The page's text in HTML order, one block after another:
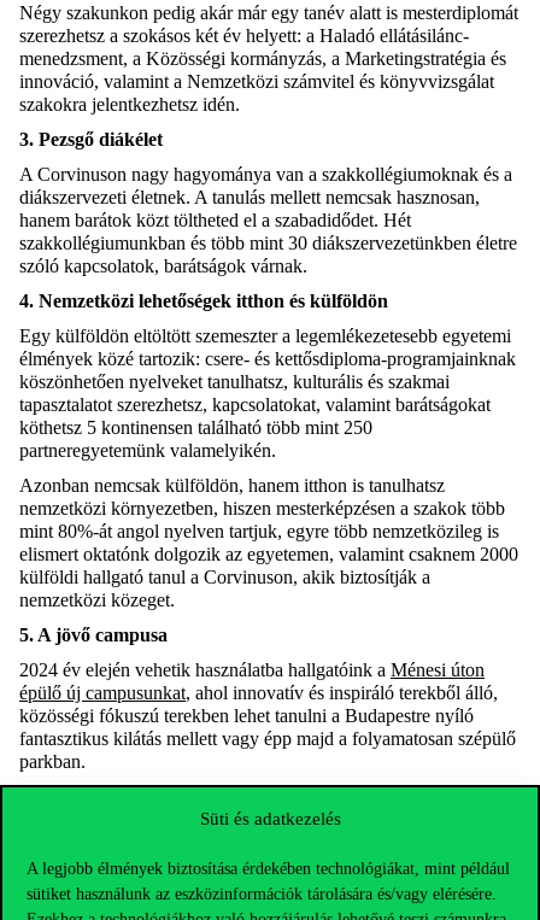
Süti és adatkezelés
A legjobb élmények biztosítása érdekében technológiákat, mint például
sütiket használunk az eszközinformációk tárolására és/vagy elérésére.
Négy szakunkon pedig akár már egy tanév alatt is mesterdiplomát
szerezhetsz a szokásos két év helyett: a Haladó ellátásilánc-
menedzsment, a Közösségi kormányzás, a Marketingstratégia és
innováció, valamint a Nemzetközi számvitel és könyvvizsgálat
szakokra jelentkezhetsz idén.
3. Pezsgő diákélet
A Corvinuson nagy hagyománya van a szakkollégiumoknak és a
diákszervezeti életnek. A tanulás mellett nemcsak hasznosan,
hanem barátok közt töltheted el a szabadidődet. Hét
szakkollégiumunkban és több mint 30 diákszervezetünkben életre
szóló kapcsolatok, barátságok várnak.
4. Nemzetközi lehetőségek itthon és külföldön
Egy külföldön eltöltött szemeszter a legemlékezetesebb egyetemi
élmények közé tartozik: csere- és kettősdiploma-programjainknak
köszönhetően nyelveket tanulhatsz, kulturális és szakmai
tapasztalatot szerezhetsz, kapcsolatokat, valamint barátságokat
köthetsz 5 kontinensen található több mint 250
partneregyetemünk valamelyikén.
Azonban nemcsak külföldön, hanem itthon is tanulhatsz
nemzetközi környezetben, hiszen mesterképzésen a szakok több
mint 80%-át angol nyelven tartjuk, egyre több nemzetközileg is
elismert oktatónk dolgozik az egyetemen, valamint csaknem 2000
külföldi hallgató tanul a Corvinuson, akik biztosítják a
nemzetközi közeget.
5. A jövő campusa
2024 év elején vehetik használatba hallgatóink a Ménesi úton
épülő új campusunkat, ahol innovatív és inspiráló terekből álló,
közösségi fókuszú terekben lehet tanulni a Budapestre nyíló
fantasztikus kilátás mellett vagy épp majd a folyamatosan szépülő
parkban.
Mesterképzéseinken garanciát jelent a magas szintű tudásra, ha az
lesznek elérhetőek, de ahogyan eddig is, bizonyos minősítés felett
garantált a Corvinus Ösztöndíjas helyed nálunk.